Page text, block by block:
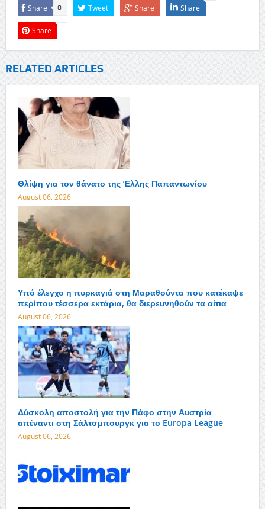
Share 0 Tweet Share Share
Share
RELATED ARTICLES
Θλίψη για τον θάνατο της Έλλης Παπαντωνίου
August 06, 2026
Υπό έλεγχο η πυρκαγιά στη Μαραθούντα που κατέκαψε
περίπου τέσσερα εκτάρια, θα διερευνηθούν τα αίτια
August 06, 2026
Δύσκολη αποστολή για την Πάφο στην Αυστρία
απέναντι στη Σάλτσμπουργκ για το Europa League
August 06, 2026